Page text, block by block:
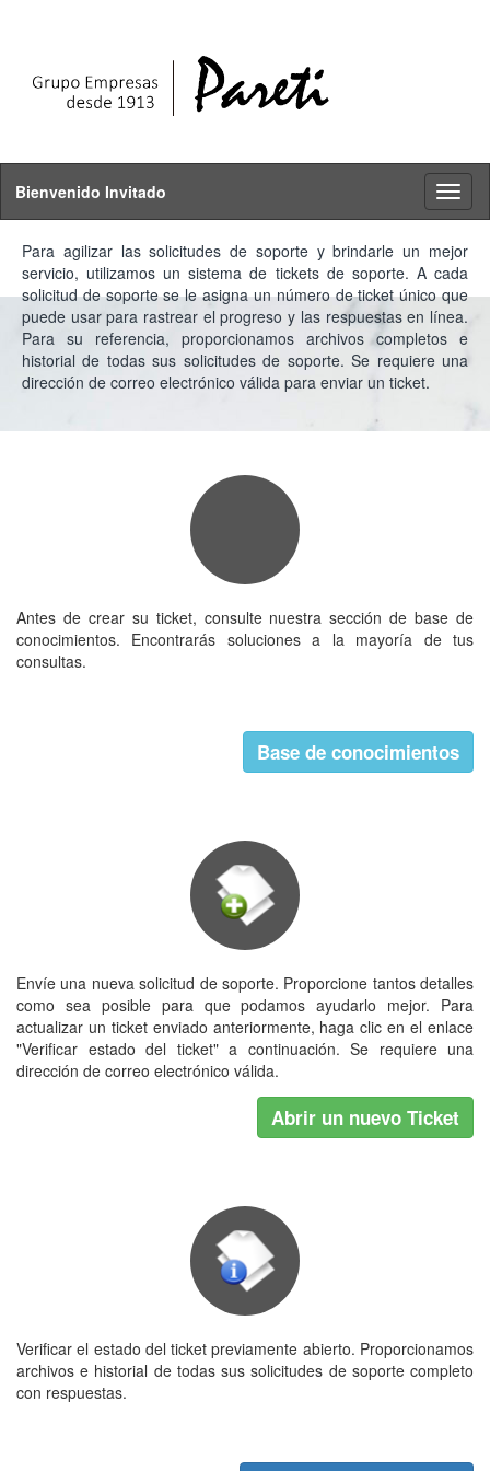
Bienvenido Invitado
Para agilizar las solicitudes de soporte y brindarle un mejor
servicio, utilizamos un sistema de tickets de soporte. A cada
solicitud de soporte se le asigna un número de ticket único que
puede usar para rastrear el progreso y las respuestas en línea.
Para su referencia, proporcionamos archivos completos e
historial de todas sus solicitudes de soporte. Se requiere una
dirección de correo electrónico válida para enviar un ticket.
Antes de crear su ticket, consulte nuestra sección de base de
conocimientos. Encontrarás soluciones a la mayoría de tus
consultas.
Base de conocimientos
Envíe una nueva solicitud de soporte. Proporcione tantos detalles
como sea posible para que podamos ayudarlo mejor. Para
actualizar un ticket enviado anteriormente, haga clic en el enlace
"Verificar estado del ticket" a continuación. Se requiere una
dirección de correo electrónico válida.
Abrir un nuevo Ticket
Verificar el estado del ticket previamente abierto. Proporcionamos
archivos e historial de todas sus solicitudes de soporte completo
con respuestas.